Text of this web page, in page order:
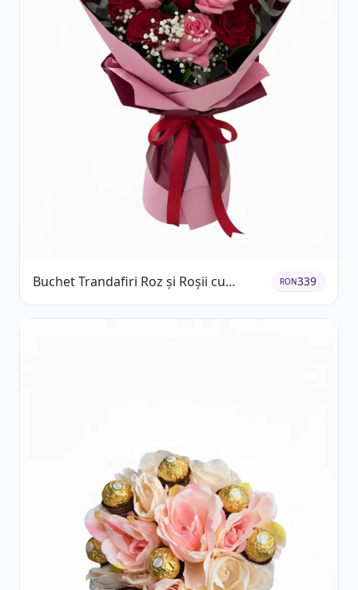
Buchet Trandafiri Roz și Roșii cu
Eucalipt și Gypsophila
RON339